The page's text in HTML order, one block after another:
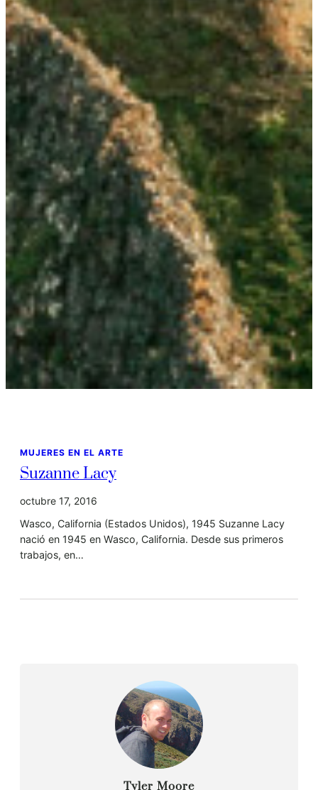
MUJERES EN EL ARTE
Suzanne Lacy
octubre 17, 2016
Wasco, California (Estados Unidos), 1945 Suzanne Lacy
nació en 1945 en Wasco, California. Desde sus primeros
trabajos, en…
Tyler Moore